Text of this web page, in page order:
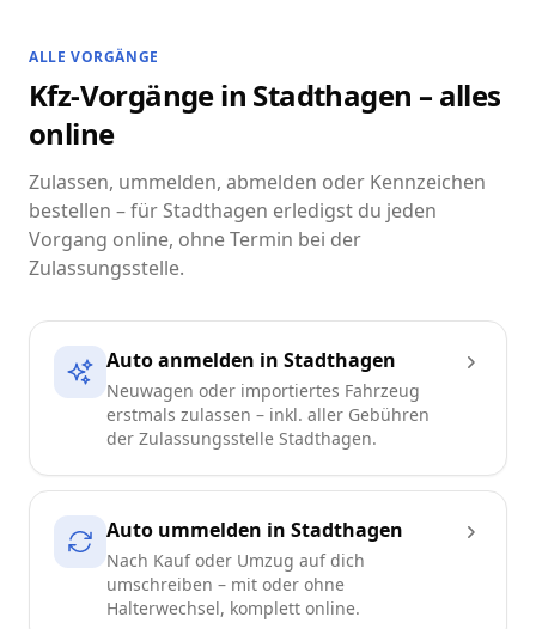
ALLE VORGÄNGE
Kfz-Vorgänge in Stadthagen – alles
online
Zulassen, ummelden, abmelden oder Kennzeichen
bestellen – für Stadthagen erledigst du jeden
Vorgang online, ohne Termin bei der
Zulassungsstelle.
Auto anmelden in Stadthagen
Neuwagen oder importiertes Fahrzeug
erstmals zulassen – inkl. aller Gebühren
der Zulassungsstelle Stadthagen.
Auto ummelden in Stadthagen
Nach Kauf oder Umzug auf dich
umschreiben – mit oder ohne
Halterwechsel, komplett online.